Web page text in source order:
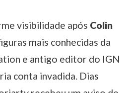
visibilidade após Colin
mais conhecidas da
e antigo editor do IGN
conta invadida. Dias